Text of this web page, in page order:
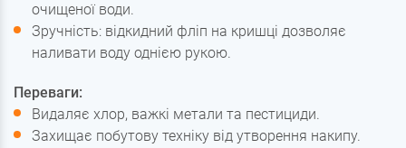
очищеної води.
Зручність: відкидний фліп на кришці дозволяє
наливати воду однією рукою.
Переваги:
Видаляє хлор, важкі метали та пестициди.
Захищає побутову техніку від утворення накипу.